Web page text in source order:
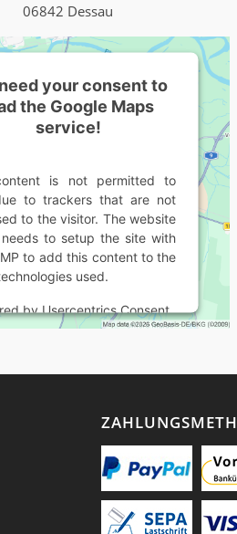
06842 Dessau
your consent to
the Google Maps
service!
is not permitted to
to trackers that are not
to the visitor. The website
needs to setup the site with
to add this content to the
used.
byUsercentrics Consent
Management Platform